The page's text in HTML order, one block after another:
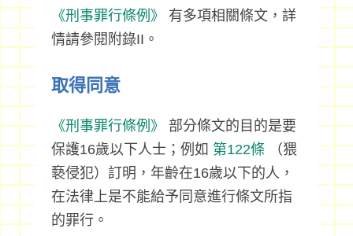
《刑事罪行條例》
有多項相關條文，詳
情請參閱附錄II。
取得同意
《刑事罪行條例》
部分條文的目的是要
保護16歲以下人士；例如 第122條 （猥
褻侵犯）訂明，年齡在16歲以下的人，
在法律上是不能給予同意進行條文所指
的罪行。